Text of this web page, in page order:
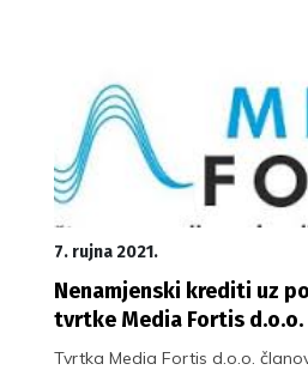
7. rujna 2021.
Nenamjenski krediti uz
tvrtke Media Fortis d.o.o.
Tvrtka Media Fortis d.o.o.